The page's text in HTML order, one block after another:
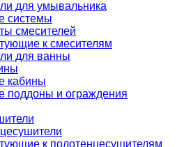
для умывальника
системы
смесителей
к смесителям
для ванны
кабины
поддоны и ограждения
к полотенцесушителям